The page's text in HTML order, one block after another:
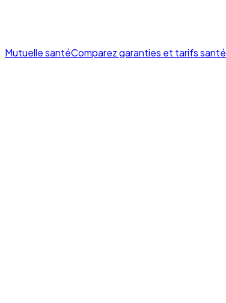
Mutuelle santéComparez garanties et tarifs santé